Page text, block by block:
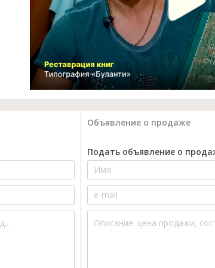
Объявление о продаже
Подать объявление о